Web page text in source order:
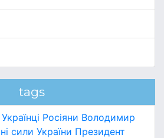
tags
Українці Росіяни Володимир
сили України Президент